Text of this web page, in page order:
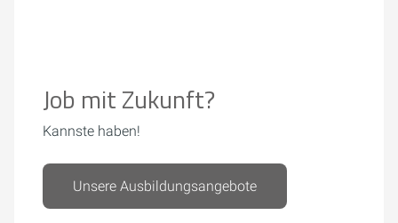
Job mit Zukunft?
Kannste haben!
Unsere Ausbildungsangebote